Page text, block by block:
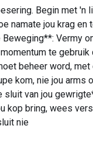
Begin met 'n
namate jou krag en
Vermy
te
beheer word, met
kom, nie jou arms
sluit van jou
kop bring, wees
nie